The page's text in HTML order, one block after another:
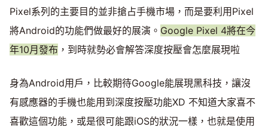
Pixel系列的主要目的並非搶占手機市場，而是要利用Pixel
將Android的功能們做最好的展演。 Google Pixel 4將在今
年10月發布 ，到時就勢必會解答深度按壓會怎麼展現啦
身為Android用戶，比較期待Google能展現黑科技，讓沒
有感應器的手機也能用到深度按壓功能XD 不知道大家喜不
喜歡這個功能，或是很可能跟iOS的狀況一樣，也就是使用